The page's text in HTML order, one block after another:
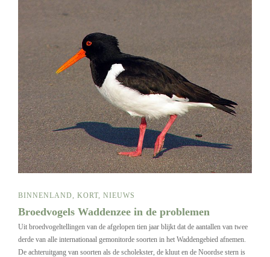
BINNENLAND, KORT, NIEUWS
Broedvogels Waddenzee in de problemen
Uit broedvogeltellingen van de afgelopen tien jaar blijkt dat de aantallen van twee
derde van alle internationaal gemonitorde soorten in het Waddengebied afnemen.
De achteruitgang van soorten als de scholekster, de kluut en de Noordse stern is